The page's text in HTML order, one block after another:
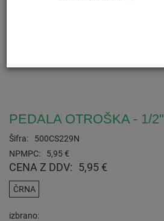
PEDALA OTROŠKA - 1/
Šifra:
500CS229N
NPMPC:
5,95 €
CENA Z DDV: 5,95 €
ČRNA
izbrano